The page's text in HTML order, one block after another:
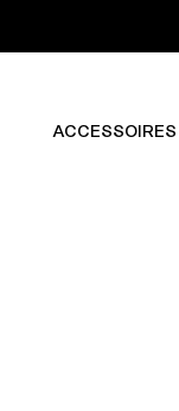
ACCESSOIRES